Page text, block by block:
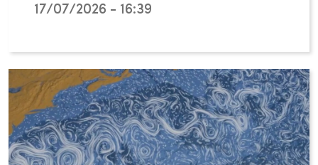
17/07/2026 - 16:39